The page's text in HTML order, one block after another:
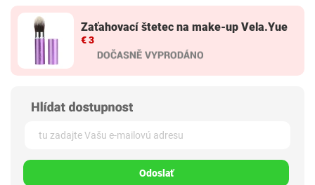
Zaťahovací štetec na make-up Vela.Yue
€ 3
Odoslať